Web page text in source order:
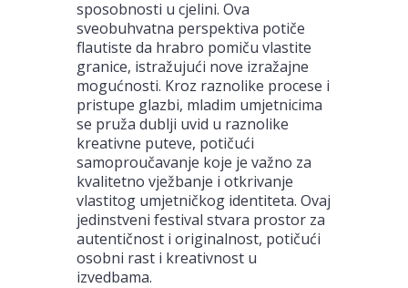
sposobnosti u cjelini. Ova
sveobuhvatna perspektiva potiče
flautiste da hrabro pomiču vlastite
granice, istražujući nove izražajne
mogućnosti. Kroz raznolike procese i
pristupe glazbi, mladim umjetnicima
se pruža dublji uvid u raznolike
kreativne puteve, potičući
samoproučavanje koje je važno za
kvalitetno vježbanje i otkrivanje
vlastitog umjetničkog identiteta. Ovaj
jedinstveni festival stvara prostor za
autentičnost i originalnost, potičući
osobni rast i kreativnost u
izvedbama.